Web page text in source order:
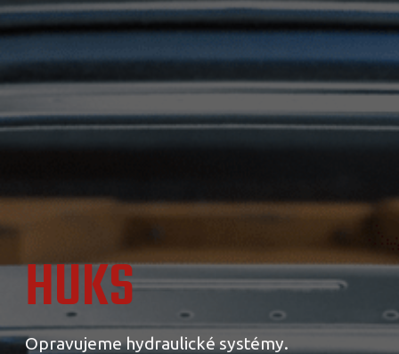
HUKS
Opravujeme hydraulické systémy.